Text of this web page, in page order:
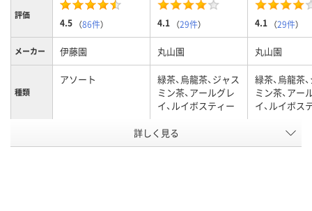
評価
4.5 （86件） 4.1 （29件） 4.1 （29件）
メーカー 伊藤園 丸山園 丸山園
種類
アソート
緑茶、烏龍茶、ジャス
ミン茶、アールグレ
イ、ルイボスティー
緑茶、烏龍茶
ミン茶、アー
イ、ルイボス
45
詳しく見る